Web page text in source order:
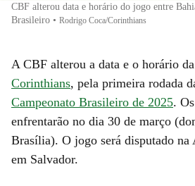
CBF alterou data e horário do jogo entre
Brasileiro • Rodrigo Coca/Corinthians
A CBF alterou a data e o horário
Corinthians, pela primeira rodada
Campeonato Brasileiro de 2025.
enfrentarão no dia 30 de março
Brasília). O jogo será disputado na
em Salvador.